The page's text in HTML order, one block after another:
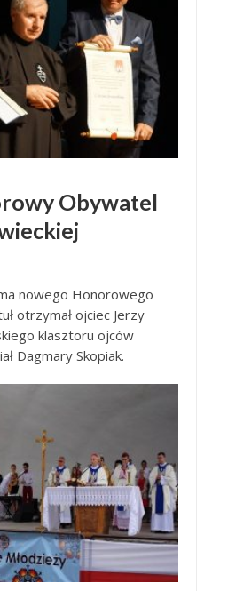
Obywatel
nowego Honorowego
otrzymał ojciec Jerzy
klasztoru ojców
Dagmary Skopiak.